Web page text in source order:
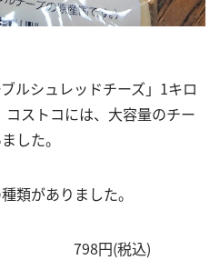
ルシュレッドチーズ」1キロ
ストコには、大容量のチー
した。
類がありました。
ッド 798円(税込)